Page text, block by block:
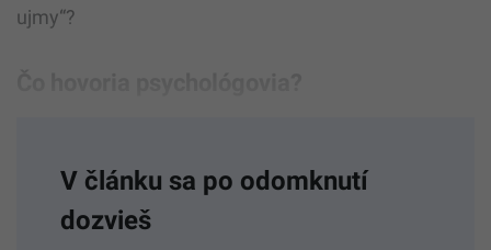
ujmy“?
V článku sa po odomknutí
dozvieš